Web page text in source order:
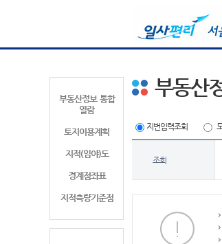
부동산정보 통합
열람
토지이용계획
지적(임야)도
경계점좌표
지적측량기준점
부동산
지번입력조회
조회